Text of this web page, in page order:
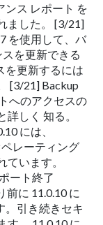
ンス レポート を
ました。 [3/21]
を使用して、バ
を更新できる
を更新するには
[3/21] Backup
へのアクセスの
しく 知る。
には、
ペレーティング
います。
ート終了
前に 11.0.10 に
。引き続きセキ